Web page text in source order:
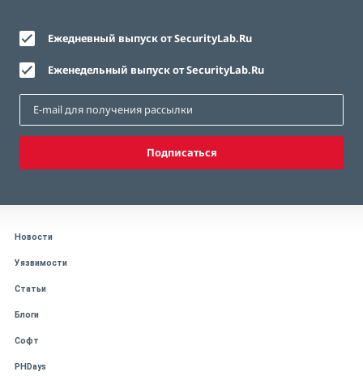
Ежедневный выпуск от SecurityLab.Ru
Еженедельный выпуск от SecurityLab.Ru
Подписаться
Новости
Уязвимости
Статьи
Блоги
Софт
PHDays